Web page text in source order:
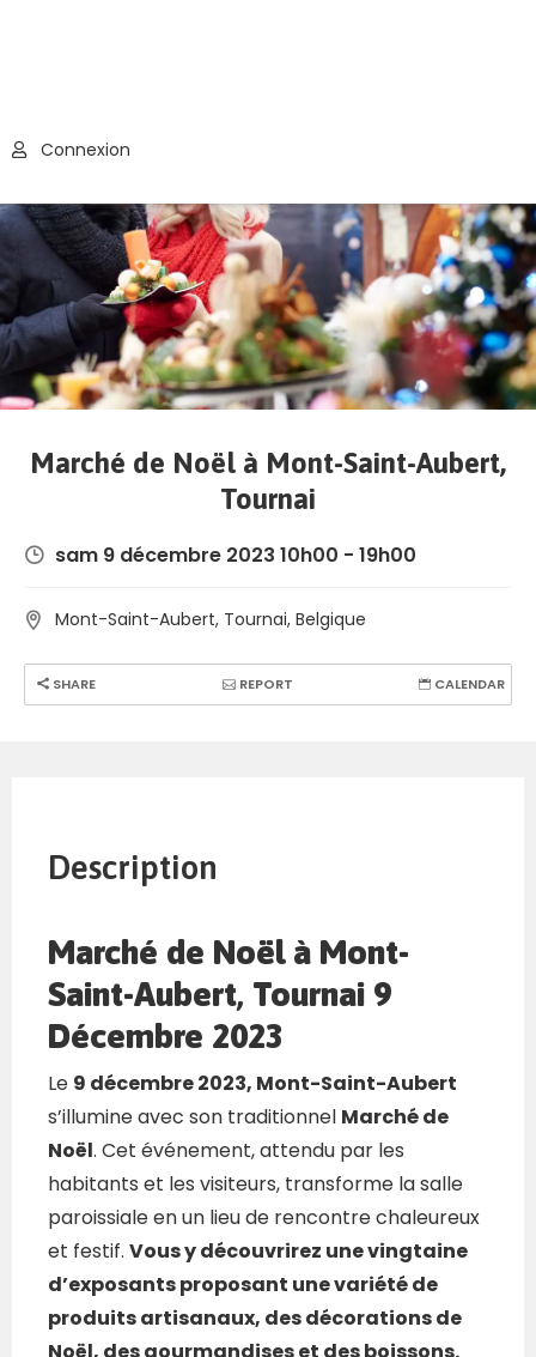
Connexion
Marché de Noël à Mont-Saint-Aubert,
Tournai
sam 9 décembre 2023 10h00 - 19h00
Mont-Saint-Aubert, Tournai, Belgique
SHARE REPORT CALENDAR
Description
Marché de Noël à Mont-
Saint-Aubert, Tournai 9
Décembre 2023
Le 9 décembre 2023, Mont-Saint-Aubert
s’illumine avec son traditionnel Marché de
Noël. Cet événement, attendu par les
habitants et les visiteurs, transforme la salle
paroissiale en un lieu de rencontre chaleureux
et festif. Vous y découvrirez une vingtaine
d’exposants proposant une variété de
produits artisanaux, des décorations de